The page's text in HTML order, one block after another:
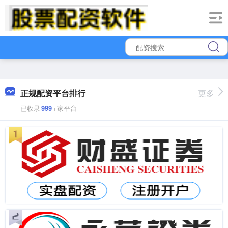
正规配资平台排行
已收录999+家平台
更多